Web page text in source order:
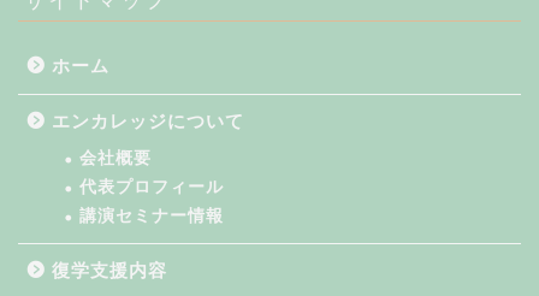
ホーム
エンカレッジについて
会社概要
代表プロフィール
講演セミナー情報
復学支援内容